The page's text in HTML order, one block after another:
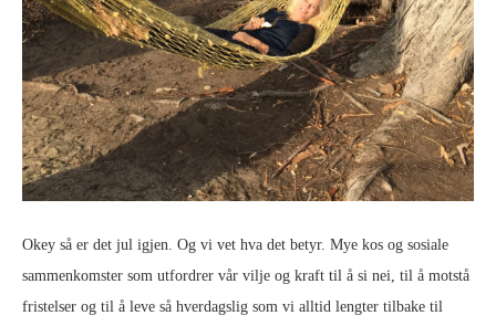
Okey så er det jul igjen. Og vi vet hva det betyr. Mye kos og sosiale
sammenkomster som utfordrer vår vilje og kraft til å si nei, til å motstå
fristelser og til å leve så hverdagslig som vi alltid lengter tilbake til